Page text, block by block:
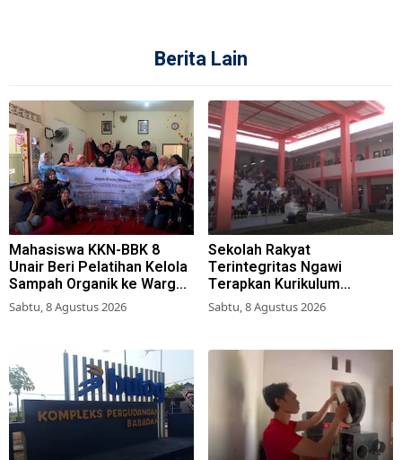
Berita Lain
Mahasiswa KKN-BBK 8
Unair Beri Pelatihan Kelola
Sampah Organik ke Warga
Simokerto Surabaya
Sabtu, 8 Agustus 2026
Sekolah Rakyat
Terintegritas Ngawi
Terapkan Kurikulum
Berbasis Asrama
Sabtu, 8 Agustus 2026